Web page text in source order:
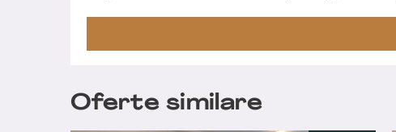
Oferte similare